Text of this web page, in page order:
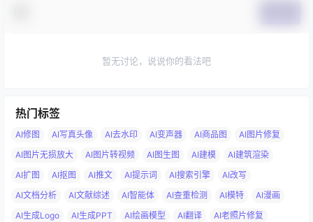
暂无讨论，说说你的看法吧
热门标签
AI修图 AI写真头像 AI去水印 AI变声器 AI商品图
AI图片修复
AI图片无损放大
AI图片转视频 AI图生图 AI建模
AI建筑渲染
AI扩图
AI抠图 AI推文 AI提示词 AI搜索引擎
AI改写
AI文档分析
AI文献综述 AI智能体 AI查重检测 AI模特
AI漫画
AI生成Logo
AI生成PPT AI绘画模型 AI翻译
AI老照片修复